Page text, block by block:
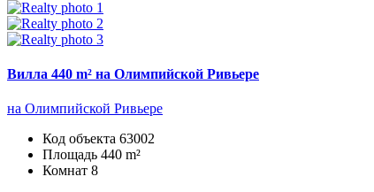
Вилла 440 m² на Олимпийской Ривьере
на Олимпийской Ривьере
Код объекта 63002
Площадь 440 m²
Комнат 8